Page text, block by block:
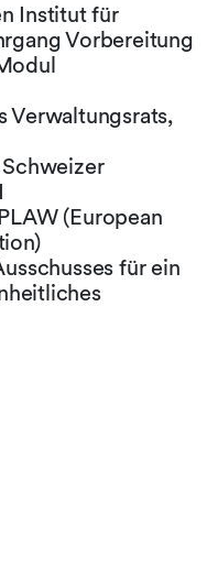
Institut für
Vorbereitung
Verwaltungsrats,
(European
für ein